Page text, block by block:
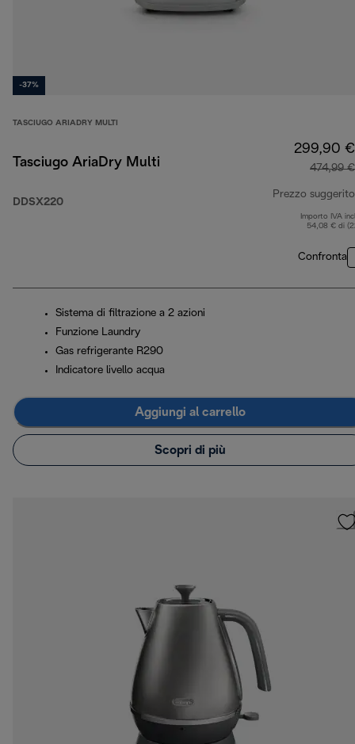
-37%
TASCIUGO ARIADRY MULTI
Tasciugo AriaDry Multi
DDSX220
299,90 €
474,99 €
Prezzo suggerito
Importo IVA
54,08 € di
Confronta
Sistema di filtrazione a 2 azioni
Funzione Laundry
Gas refrigerante R290
Indicatore livello acqua
Aggiungi al carrello
Scopri di più